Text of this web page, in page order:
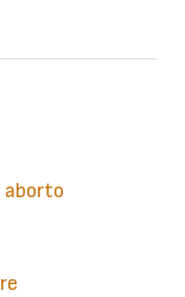
aborto